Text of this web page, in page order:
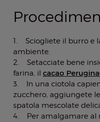
1. Sciogliete il burro e
ambiente.
2. Setacciate bene
farina, il cacao
3. In una ciotola
zucchero, aggiungete
spatola mescolate
4. Per amalgamare al